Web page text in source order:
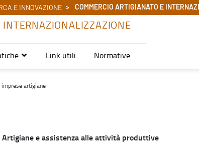
E INNOVAZIONE COMMERCIO ARTIGIANATO E
INTERNAZIONALIZZAZIONE
Link utili Normative
imprese artigiane
e assistenza alle attività produttive